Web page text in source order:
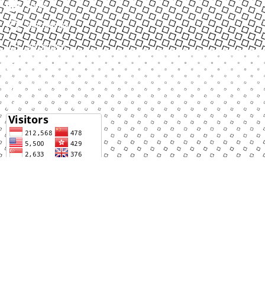
Email
08113868188
Instagram
Facebook
Tiktok
Linktree Apotekku